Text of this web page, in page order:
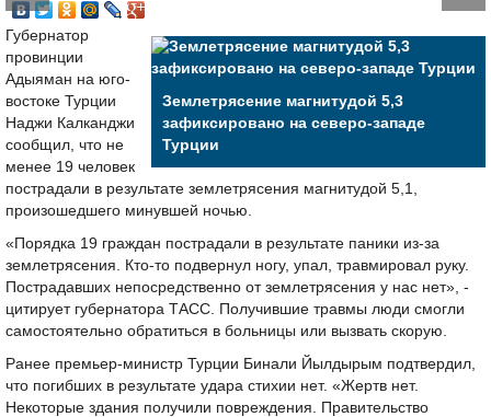
Землетрясение магнитудой 5,3
зафиксировано на северо-западе
Турции
Губернатор
провинции
Адыяман на юго-
востоке Турции
Наджи Калканджи
сообщил, что не
менее 19 человек
пострадали в результате землетрясения магнитудой 5,1,
произошедшего минувшей ночью.
«Порядка 19 граждан пострадали в результате паники из-за
землетрясения. Кто-то подвернул ногу, упал, травмировал руку.
Пострадавших непосредственно от землетрясения у нас нет», -
цитирует губернатора ТАСС. Получившие травмы люди смогли
самостоятельно обратиться в больницы или вызвать скорую.
Ранее премьер-министр Турции Бинали Йылдырым подтвердил,
что погибших в результате удара стихии нет. «Жертв нет.
Некоторые здания получили повреждения. Правительство